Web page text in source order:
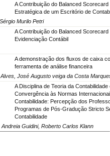
A Contribuição do Balanced
Estratégica de um Escritório de
Murilo Petri
A Contribuição do Balanced Scorecard
Evidenciação Contábil
A demonstração dos fluxos de caixa
ferramenta de análise financeira
José Augusto veiga da Costa
A Disciplina de Teoria da Contabilidade
Convergência às Normas
Contabilidade: Percepção dos
Programas de Pós-Gradução Stricto
Contabilidade
Guidini, Roberto Carlos Klann